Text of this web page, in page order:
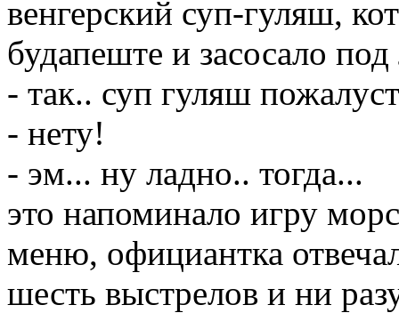
венгерский суп-гуляш,
будапеште и засосало
- так.. суп гуляш
- нету!
- эм... ну ладно.. тогда...
это напоминало игру
меню, официантка
шесть выстрелов и ни